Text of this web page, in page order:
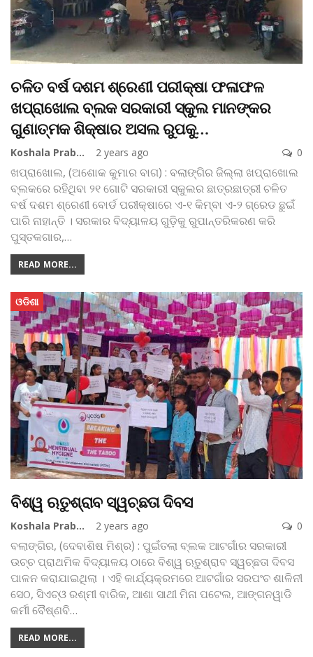
ଚଳିତ ବର୍ଷ ଦଶମ ଶ୍ରେଣୀ ପରୀକ୍ଷା ଫଳାଫଳ
ଖପ୍ରାଖୋଲ ବ୍ଲକ ସରକାରୀ ସ୍କୁଲ ମାନଙ୍କର
ଗୁଣାତ୍ମକ ଶିକ୍ଷାର ଅସଲ ରୁପକୁ…
Koshala Prabaha 2 years ago 0
ଖପ୍ରାଖୋଲ, (ଅଶୋକ କୁମାର ବାଗ) : ବଲାଙ୍ଗିର ଜିଲ୍ଲା ଖପ୍ରାଖୋଲ
ବ୍ଲକରେ ରହିଥିବା ୨୧ ଗୋଟି ସରକାରୀ ସ୍କୁଲର ଛାତ୍ରଛାତ୍ରୀ ଚଳିତ
ବର୍ଷ ଦଶମ ଶ୍ରେଣୀ ବୋର୍ଡ ପରୀକ୍ଷାରେ ଏ-୧ କିମ୍ବା ଏ-୨ ଗ୍ରେଡ ଛୁଇଁ
ପାରି ନାହାନ୍ତି । ସରକାର ବିଦ୍ୟାଳୟ ଗୁଡ଼ିକୁ ରୁପାନ୍ତରିକରଣ କରି
ପୁସ୍ତକଗାର,…
READ MORE...
ଓଡିଶା
ବିଶ୍ୱ ଋତୁଶ୍ରାବ ସ୍ୱଚ୍ଛତା ଦିବସ
Koshala Prabaha 2 years ago 0
ବଲାଙ୍ଗିର, (ଦେବାଶିଷ ମିଶ୍ର) : ପୁଇଁତଲା ବ୍ଲକ ଆଟଗାଁର ସରକାରୀ
ଉଚ୍ଚ ପ୍ରାଥମିକ ବିଦ୍ୟାଳୟ ଠାରେ ବିଶ୍ୱ ଋତୁଶ୍ରାବ ସ୍ୱଚ୍ଛତା ଦିବସ
ପାଳନ କରାଯାଇଥିଲା । ଏହି କାର୍ଯ୍ୟକ୍ରମରେ ଆଟଗାଁର ସରପଂଚ ଶାଳିନୀ
ସେଠ, ସିଏଚ୍‌ଓ ରଶ୍ମୀ ବାରିକ, ଆଶା ସାଥୀ ମିନା ପଟେଲ, ଆଙ୍ଗନୱାଡି
କର୍ମୀ ବୈଷ୍ଣବି…
READ MORE...